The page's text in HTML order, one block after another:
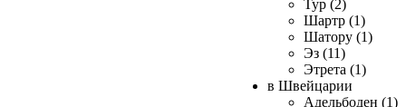
Тур (2)
Шартр (1)
Шатору (1)
Эз (11)
Этрета (1)
в Швейцарии
Адельбоден (1)